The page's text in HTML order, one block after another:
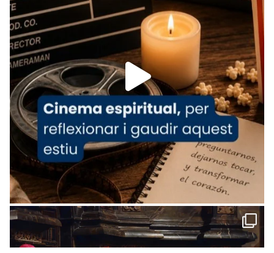
Arquebisbat de Barcelonais at Catedral
de Barcelona.
1 week ago
Aquest dilluns, 27 de juliol, ha tingut lloc la
missa d’acció de gràcies en agraïment al
comitè organitzador de la visita apostòlica
del Sant Pare Lleó XIV a Barcelona, i als
col·laboradors, a la Catedral de Barcelona.
L’arquebisbe de Barcelona, el cardenal Joan
Josep Omella, ha presidit la missa i l’ha
concelebrat el bisbe auxiliar de Barcelona,
Mons. David Abadías.
📸 Dr. G. Simón
Foto
View on Facebook Share